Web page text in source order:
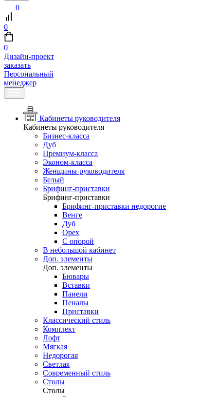
0
0
0
Дизайн-проект
заказать
Персональный
менеджер
Кабинеты руководителя
Кабинеты руководителя
Бизнес-класса
Дуб
Премиум-класса
Эконом-класса
Женщины-руководителя
Белый
Брифинг-приставки
Брифинг-приставки
Брифинг-приставки недорогие
Венге
Дуб
Орех
С опорой
В небольшой кабинет
Доп. элементы
Доп. элементы
Бювары
Вставки
Панели
Пеналы
Приставки
Классический стиль
Комплект
Лофт
Мягкая
Недорогая
Светлая
Современный стиль
Столы
Столы